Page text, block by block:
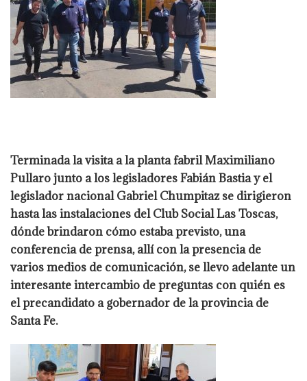
Terminada la visita a la planta fabril Maximiliano
Pullaro junto a los legisladores Fabián Bastia y el
legislador nacional Gabriel Chumpitaz se dirigieron
hasta las instalaciones del Club Social Las Toscas,
dónde brindaron cómo estaba previsto, una
conferencia de prensa, allí con la presencia de
varios medios de comunicación, se llevo adelante un
interesante intercambio de preguntas con quién es
el precandidato a gobernador de la provincia de
Santa Fe.